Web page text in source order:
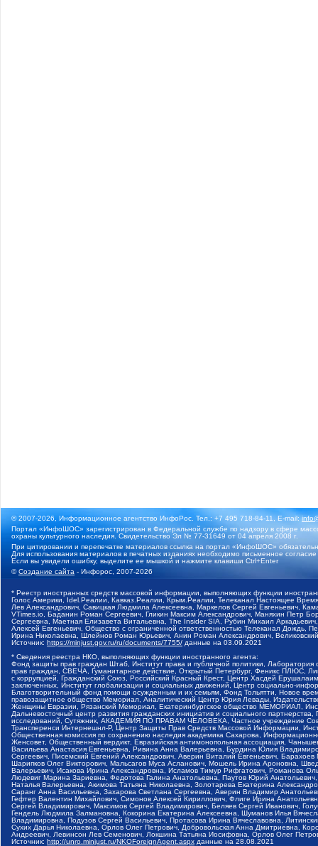
© 2007-2026, Информационное агентство ИнфоРос. Тел.: +7 495 718-84-11, E-mail:
Портал «ИнфоШОС» зарегистрирован в Федеральной службе по надзору в сфере
охраны культурного наследия. Свидетельство Эл № 77-31649 от 04 апреля 2008 г.
При цитировании и перепечатке материалов ссылка на портал «ИнфоШОС»
Для использования материалов в печатных изданиях необходимо письменное
Если вы увидели ошибку, выделите ее мышкой и нажмите клавиши Ctrl+Enter
©Создание сайта - Инфорос, 2007-2026
* Реестр иностранных средств массовой информации, выполняющих функции
Голос Америки, Idel.Реалии, Кавказ.Реалии, Крым.Реалии, Телеканал Настоящее
Лев Александрович, Савицкая Людмила Алексеевна, Маркелов Сергей Евгеньевич,
VTimes.io, Баданин Роман Сергеевич, Гликин Максим Александрович, Маняхин Петр
Сергеевна, Маетная Елизавета Витальевна, The Insider SIA, Рубин Михаил
Алексей Евгеньевич, Общество с ограниченной ответственностью Телеканал
Ирина Николаевна, Шлейнов Роман Юрьевич, Анин Роман Александрович,
Источник: https://minjust.gov.ru/ru/documents/7755/ данные на 03.09.2021
* Сведения реестра НКО, выполняющих функции иностранного агента:
Фонд защиты прав граждан Штаб, Институт права и публичной политики,
прав граждан, СВЕЧА, Гуманитарное действие, Открытый Петербург, Феникс ПЛЮС,
с коррупцией, Гражданский Союз, Российский Красный Крест, Центр Хасдей
заключенных, Институт глобализации и социальных движений, Центр социально-
Благотворительный фонд помощи осужденным и их семьям, Фонд Тольятти, Новое
правозащитное общество Мемориал, Аналитический Центр Юрия Левады,
Женщины Евразии, Рязанский Мемориал, Екатеринбургское общество МЕМОРИАЛ,
Дальневосточный центр развития гражданских инициатив и социального
исследований, Сутяжник, АКАДЕМИЯ ПО ПРАВАМ ЧЕЛОВЕКА, Частное учреждение
Трансперенси Интернешнл-Р, Центр Защиты Прав Средств Массовой Информации,
Общественная комиссия по сохранению наследия академика Сахарова,
Женсовет, Общественный вердикт, Евразийская антимонопольная ассоциация,
Васильева Анастасия Евгеньевна, Ривина Анна Валерьевна, Бурдина Юлия
Сергеевич, Писемский Евгений Александрович, Аверин Виталий Евгеньевич,
Шарипков Олег Викторович, Мальсагов Муса Асланович, Мошель Ирина Ароновна,
Валерьевич, Исакова Ирина Александровна, Исламов Тимур Рифгатович, Романова
Людевиг Марина Зариевна, Федотова Галина Анатольевна, Паутов Юрий
Наталья Валерьевна, Акимова Татьяна Николаевна, Золотарева Екатерина
Саранг Анна Васильевна, Захарова Светлана Сергеевна, Аверин Владимир
Гефтер Валентин Михайлович, Симонов Алексей Кириллович, Флиге Ирина
Сергей Владимирович, Максимов Сергей Владимирович, Беляев Сергей Иванович,
Гендель Людмила Залмановна, Кокорина Екатерина Алексеевна, Шуманов Илья
Владимировна, Подузов Сергей Васильевич, Протасова Ирина Вячеславовна,
Сухих Дарья Николаевна, Орлов Олег Петрович, Добровольская Анна Дмитриевна,
Андреевич, Левинсон Лев Семенович, Локшина Татьяна Иосифовна, Орлов Олег
Источник: http://unro.minjust.ru/NKOForeignAgent.aspx данные на 28.08.2021